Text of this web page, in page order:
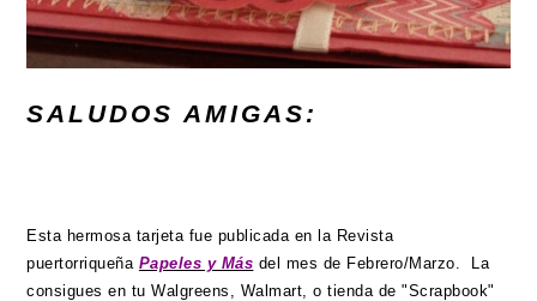
SALUDOS AMIGAS:
Esta hermosa tarjeta fue publicada en la Revista
puertorriqueña Papeles y Más del mes de Febrero/Marzo. La
consigues en tu Walgreens, Walmart, o tienda de "Scrapbook"